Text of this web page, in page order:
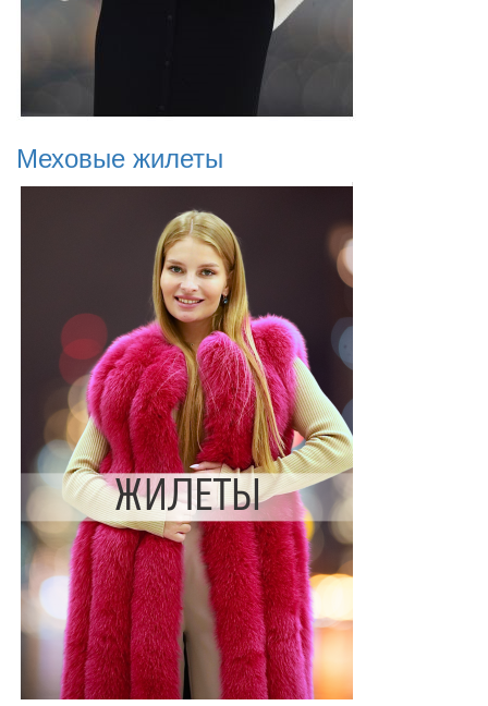
Меховые жилеты